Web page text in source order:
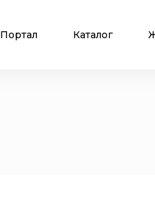
Портал Каталог